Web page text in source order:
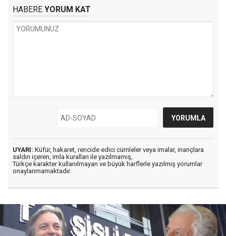
HABERE YORUM KAT
UYARI: Küfür, hakaret, rencide edici cümleler veya imalar, inançlara
saldırı içeren, imla kuralları ile yazılmamış,
Türkçe karakter kullanılmayan ve büyük harflerle yazılmış yorumlar
onaylanmamaktadır.